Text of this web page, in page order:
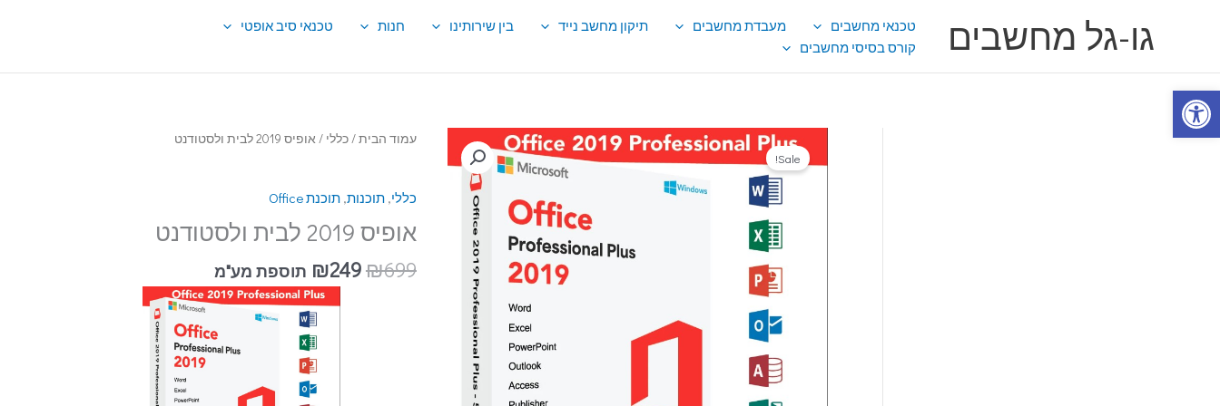
פתח סרגל נגישות
גו-גל מחשבים טכנאי מחשבים מעבדת מחשבים תיקון מחשב נייד בין שירותינו חנות
טכנאי סיב אופטי
קורס בסיסי מחשבים
Sale!
עמוד הבית/כללי / אופיס 2019 לבית ולסטודנט
כללי,תוכנות,תוכנת Office
אופיס 2019 לבית ולסטודנט
₪699
₪249 תוספת מע"מ
כמות
2019
לבית
ולסטודנט